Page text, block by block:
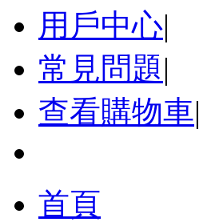
用戶中心|
常見問題|
查看購物車|
首頁